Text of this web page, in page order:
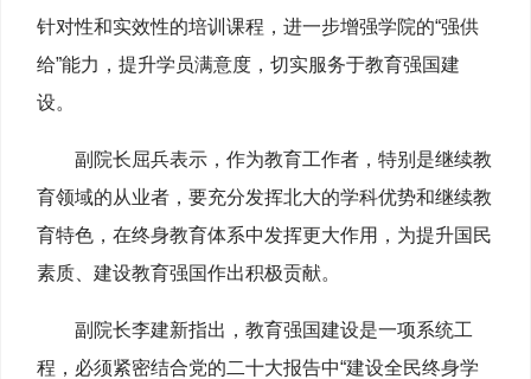
针对性和实效性的培训课程，进一步增强学院的“强供
给”能力，提升学员满意度，切实服务于教育强国建
设。
副院长屈兵表示，作为教育工作者，特别是继续教
育领域的从业者，要充分发挥北大的学科优势和继续教
育特色，在终身教育体系中发挥更大作用，为提升国民
素质、建设教育强国作出积极贡献。
副院长李建新指出，教育强国建设是一项系统工
程，必须紧密结合党的二十大报告中“建设全民终身学